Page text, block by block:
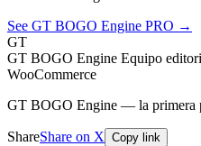
See GT BOGO Engine PRO →
GT
GT BOGO Engine Equipo
WooCommerce
GT BOGO Engine — la primera
ShareShare on X Copy link